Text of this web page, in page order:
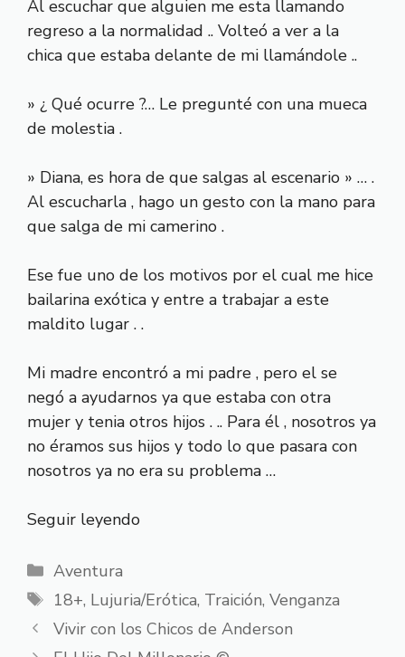
Al escuchar que alguien me esta llamando
regreso a la normalidad .. Volteó a ver a la
chica que estaba delante de mi llamándole ..
» ¿ Qué ocurre ?… Le pregunté con una mueca
de molestia .
» Diana, es hora de que salgas al escenario » … .
Al escucharla , hago un gesto con la mano para
que salga de mi camerino .
Ese fue uno de los motivos por el cual me hice
bailarina exótica y entre a trabajar a este
maldito lugar . .
Mi madre encontró a mi padre , pero el se
negó a ayudarnos ya que estaba con otra
mujer y tenia otros hijos . .. Para él , nosotros ya
no éramos sus hijos y todo lo que pasara con
nosotros ya no era su problema …
Seguir leyendo
Categorías
Aventura
Etiquetas
18+, Lujuria/Erótica, Traición, Venganza
Vivir con los Chicos de Anderson